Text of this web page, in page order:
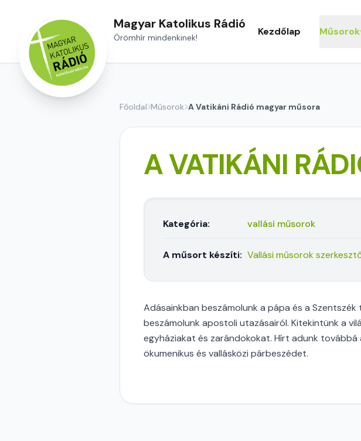
Magyar Katolikus Rádió
Örömhír mindenkinek! Kezdőlap Műsorok
Főoldal Műsorok A Vatikáni Rádió magyar műsora
A VATIKÁNI
Kategória: vallási műsorok
A műsort készíti: Vallási műsorok
Adásainkban beszámolunk a pápa és a
beszámolunk apostoli utazásairól. Kitekintünk a
egyháziakat és zarándokokat. Hírt adunk
ökumenikus és vallásközi párbeszédet.